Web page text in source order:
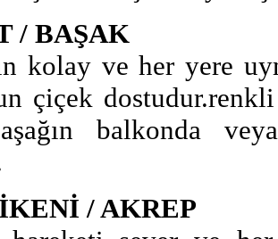
/ BAŞAK
kolay ve her yere
çiçek
balkonda
/ AKREP